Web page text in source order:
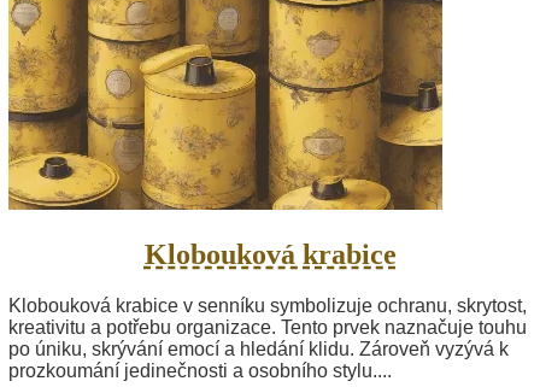
Klobouková krabice
Klobouková krabice v senníku symbolizuje ochranu, skrytost,
kreativitu a potřebu organizace. Tento prvek naznačuje touhu
po úniku, skrývání emocí a hledání klidu. Zároveň vyzývá k
prozkoumání jedinečnosti a osobního stylu....